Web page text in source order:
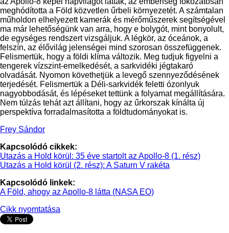
meghódította a Föld közvetlen űrbeli környezetét. A számtalan
műholdon elhelyezett kamerák és mérőműszerek segítségével
ma már lehetőségünk van arra, hogy e bolygót, mint bonyolult,
de egységes rendszert vizsgáljuk. A légkör, az óceánok, a
felszín, az élővilág jelenségei mind szorosan összefüggenek.
Felismertük, hogy a földi klíma változik. Meg tudjuk figyelni a
tengerek vízszint-emelkedését, a sarkvidéki jégtakaró
olvadását. Nyomon követhetjük a levegő szennyeződésének
terjedését. Felismertük a Déli-sarkvidék feletti ózonlyuk
nagyobbodását, és lépéseket tettünk a folyamat megállítására.
Nem túlzás tehát azt állítani, hogy az űrkorszak kínálta új
perspektíva forradalmasította a földtudományokat is.
Frey Sándor
Kapcsolódó cikkek:
Utazás a Hold körül: 35 éve startolt az Apollo-8 (1. rész)
Utazás a Hold körül (2. rész): A Saturn V rakéta
Kapcsolódó linkek:
A Föld, ahogy az Apollo-8 látta (NASA EO)
Cikk nyomtatása